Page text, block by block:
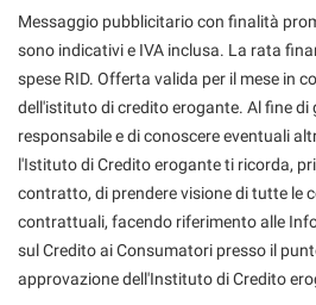
Contattaci
Messaggio pubblicitario con finalità
sono indicativi e IVA inclusa. La rata
spese RID. Offerta valida per il mese in
dell'istituto di credito erogante. Al fine di
responsabile e di conoscere eventuali
l'Istituto di Credito erogante ti ricorda,
contratto, di prendere visione di tutte le
contrattuali, facendo riferimento alle
sul Credito ai Consumatori presso il
approvazione dell'Instituto di Credito